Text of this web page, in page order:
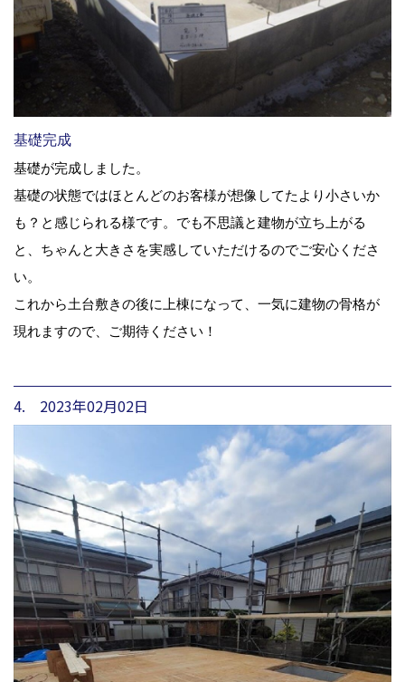
基礎完成
基礎が完成しました。
基礎の状態ではほとんどのお客様が想像してたより小さいか
も？と感じられる様です。でも不思議と建物が立ち上がる
と、ちゃんと大きさを実感していただけるのでご安心くださ
い。
これから土台敷きの後に上棟になって、一気に建物の骨格が
現れますので、ご期待ください！
4. 2023年02月02日